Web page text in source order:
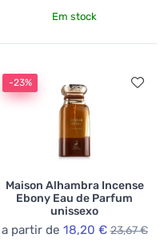
Em stock
-23%
Maison Alhambra Incense
Ebony Eau de Parfum
unissexo
a partir de 18,20 € 23,67 €